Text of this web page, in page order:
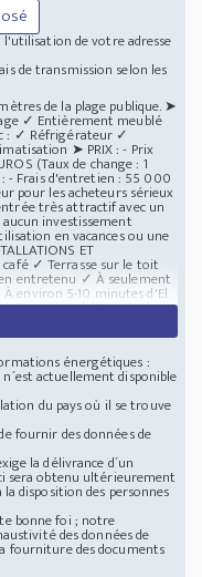
de votre adresse
de transmission selon les
de la plage publique. ➤
✓ Entièrement meublé
: ✓ Réfrigérateur ✓
➤ PRIX : - Prix
(Taux de change : 1
: - Frais d'entretien : 55 000
pour les acheteurs sérieux
très attractif avec un
investissement
en vacances ou une
ET
café ✓ Terrasse sur le toit
entretenu ✓ À seulement
environ 5-10 minutes d'El
d'Hurghada
à la recherche d'un bien
un prix attractif â?" tant
à fort rendement.
avec vue sur la mer et
énergétiques :
actuellement disponible
du pays où il se trouve
fournir des données de
la délivrance d´un
sera obtenu ultérieurement
disposition des personnes
bonne foi ; notre
des données de
fourniture des documents